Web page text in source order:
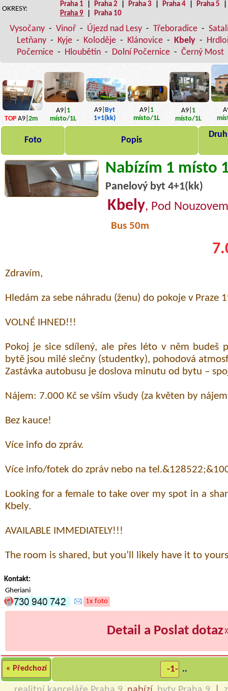
OKRESY:
Praha 1 Praha 2 Praha 3 Praha 4 Praha 5
Praha 9
Praha 10
Vysočany - Vinoř - Újezd nad Lesy - Třeboradice -
Letňany - Kyje - Koloděje - Klánovice - Kbely -
Počernice - Hloubětín - Dolní Počernice - Černý Most
TOP A9| 2m
A9| 1
místo/1L
A9|
Byt
1+1(kk)
A9| 1
místo/1L
A9| 1
místo/1L
Foto Popis
Nabízím 1 místo
Panelový byt 4+1(kk)
Kbely, Pod
Bus 50m
Zdravím,
Hledám za sebe náhradu (ženu) do pokoje v Praze
VOLNÉ IHNED!!!
Pokoj je sice sdílený, ale přes léto v něm budeš
bytě jsou milé slečny (studentky), pohodová
Zastávka autobusu je doslova minutu od bytu –
Nájem: 7.000 Kč se vším všudy (za květen by
Bez kauce!
Více info do zpráv.
Více info/fotek do zpráv nebo na
Looking for a female to take over my spot in a
Kbely.
AVAILABLE IMMEDIATELY!!!
The room is shared, but you’ll likely have it to
Kontakt:
Gheriani
1x foto
Detail a Poslat dotaz
« Předchozí -1- ..